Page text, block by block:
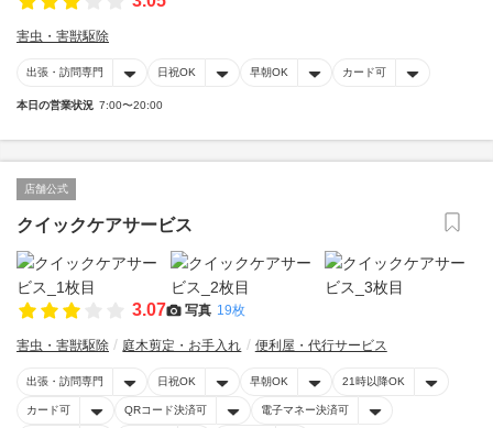
害虫・害獣駆除
出張・訪問専門 日祝OK 早朝OK カード可
本日の営業状況 7:00〜20:00
店舗公式
クイックケアサービス
3.07 写真 19枚
害虫・害獣駆除 庭木剪定・お手入れ 便利屋・代行サービス
出張・訪問専門 日祝OK 早朝OK 21時以降OK
カード可 QRコード決済可 電子マネー決済可